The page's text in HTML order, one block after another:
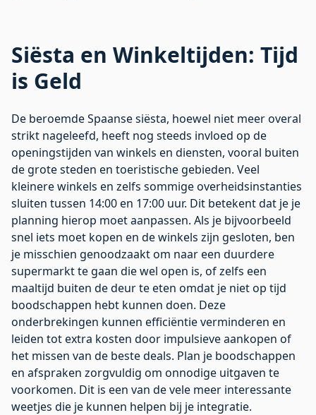
Siësta en Winkeltijden: Tijd
is Geld
De beroemde Spaanse siësta, hoewel niet meer overal
strikt nageleefd, heeft nog steeds invloed op de
openingstijden van winkels en diensten, vooral buiten
de grote steden en toeristische gebieden. Veel
kleinere winkels en zelfs sommige overheidsinstanties
sluiten tussen 14:00 en 17:00 uur. Dit betekent dat je je
planning hierop moet aanpassen. Als je bijvoorbeeld
snel iets moet kopen en de winkels zijn gesloten, ben
je misschien genoodzaakt om naar een duurdere
supermarkt te gaan die wel open is, of zelfs een
maaltijd buiten de deur te eten omdat je niet op tijd
boodschappen hebt kunnen doen. Deze
onderbrekingen kunnen efficiëntie verminderen en
leiden tot extra kosten door impulsieve aankopen of
het missen van de beste deals. Plan je boodschappen
en afspraken zorgvuldig om onnodige uitgaven te
voorkomen. Dit is een van de vele meer interessante
weetjes die je kunnen helpen bij je integratie.